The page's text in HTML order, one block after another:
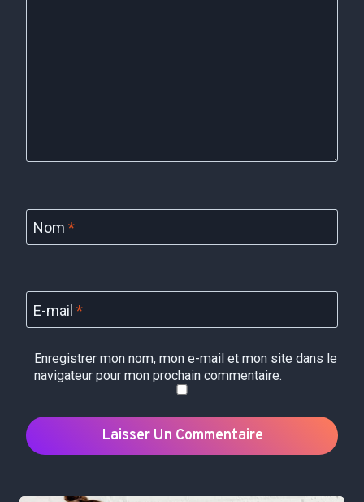
Nom *
E-mail *
Enregistrer mon nom, mon e-mail et mon site dans le
navigateur pour mon prochain commentaire.